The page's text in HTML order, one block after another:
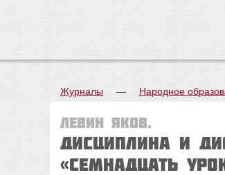
Журналы — Народное
Левин Яков.
ДИСЦИПЛИНА И
«Семнадцать